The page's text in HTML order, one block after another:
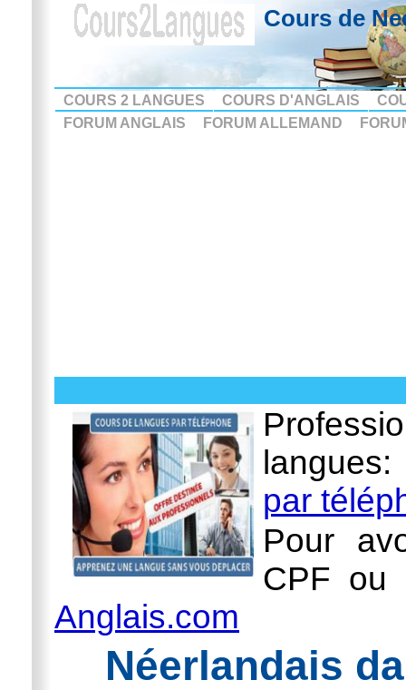
Cours de
COURS 2 LANGUES COURS D'ANGLAIS
FORUM ANGLAIS
FORUM ALLEMAND
par
Pour
CPF ou
Anglais.com
Néerlandais